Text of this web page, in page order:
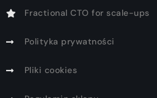
Fractional CTO for scale-ups
Polityka prywatności
Pliki cookies